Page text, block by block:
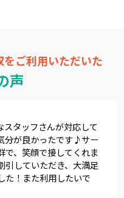
ご利用いただいた
声
スタッフさんが対応して
分が良かったです♪サー
で、笑顔で接してくれま
引していただき、大満足
た！また利用したいで